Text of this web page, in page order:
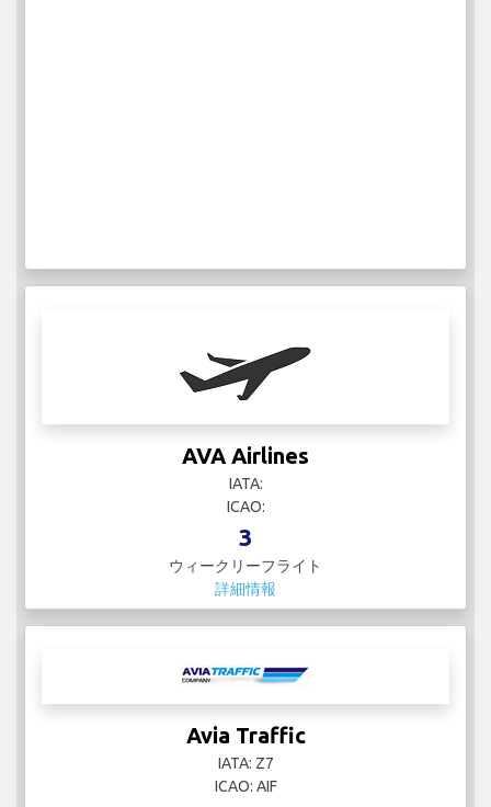
AVA Airlines
IATA:
ICAO:
3
ウィークリーフライト
詳細情報
Avia Traffic
IATA: Z7
ICAO: AIF